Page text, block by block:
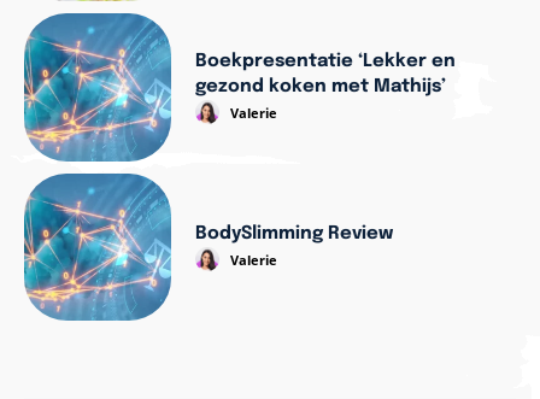
Boekpresentatie ‘Lekker en
gezond koken met Mathijs’
Valerie
BodySlimming Review
Valerie